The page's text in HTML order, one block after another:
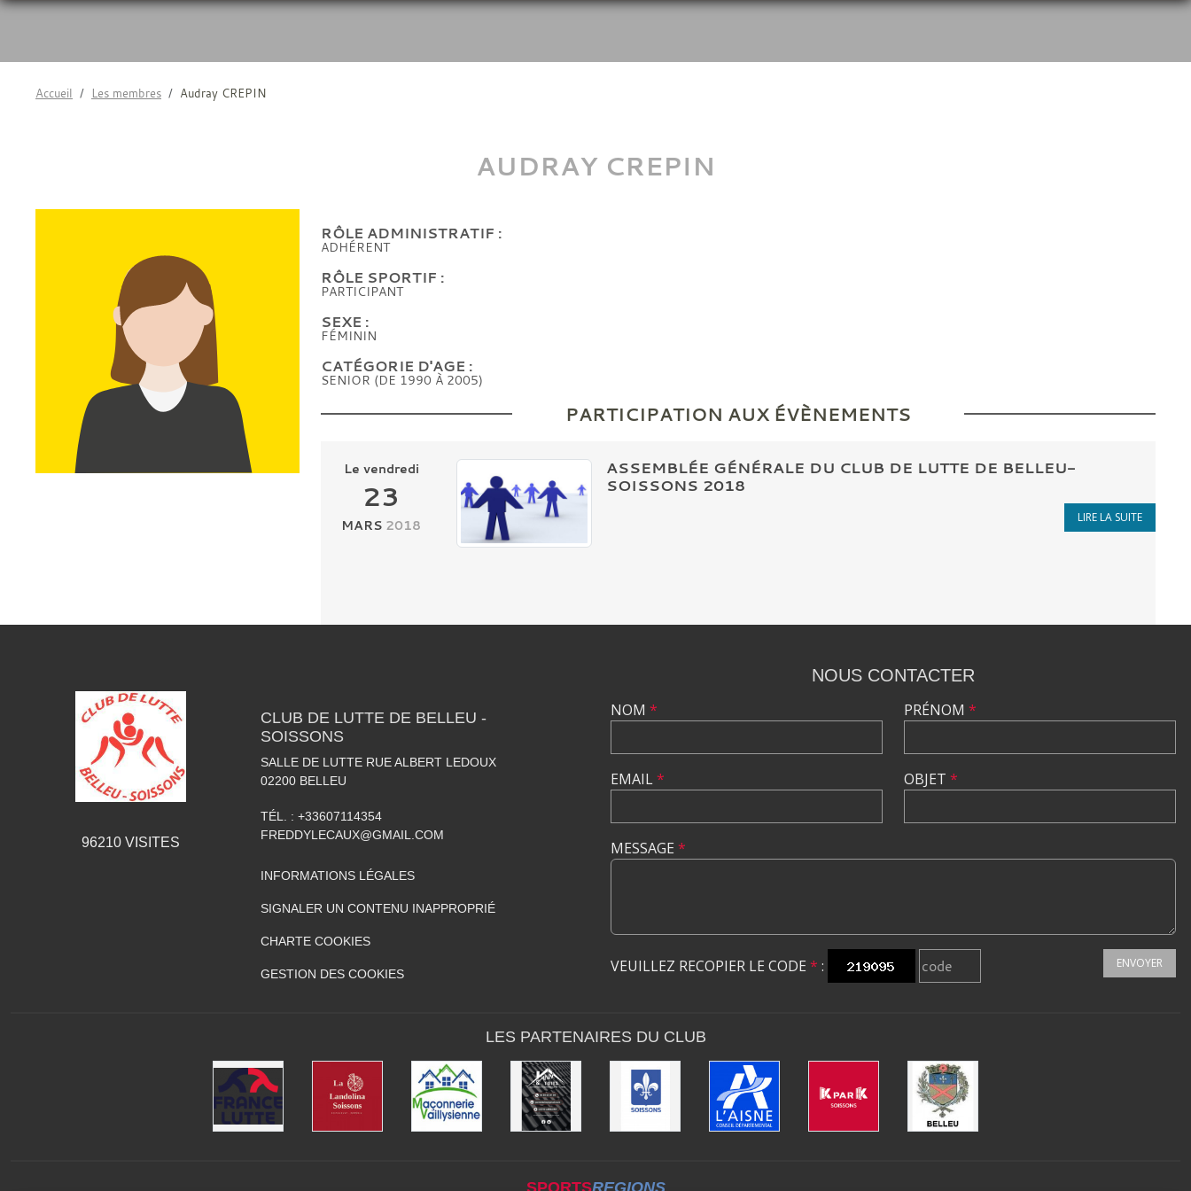
Accueil Les membres Audray CREPIN
AUDRAY CREPIN
RÔLE ADMINISTRATIF :
ADHÉRENT
RÔLE SPORTIF :
PARTICIPANT
SEXE :
FÉMININ
CATÉGORIE D'AGE :
SENIOR (DE 1990 À 2005)
PARTICIPATION AUX ÉVÈNEMENTS
Le vendredi
23
MARS 2018
ASSEMBLÉE GÉNÉRALE DU CLUB DE LUTTE DE BELLEU-
SOISSONS 2018
LIRE LA SUITE
96210VISITES
CLUB DE LUTTE DE BELLEU -
SOISSONS
SALLE DE LUTTE RUE ALBERT LEDOUX
02200 BELLEU
TÉL. : +33607114354
FREDDYLECAUX@GMAIL.COM
INFORMATIONS LÉGALES
SIGNALER UN CONTENU INAPPROPRIÉ
CHARTE COOKIES
GESTION DES COOKIES
NOUS CONTACTER
NOM *
EMAIL*
PRÉNOM *
OBJET *
MESSAGE *
VEUILLEZ RECOPIER LE CODE * : ENVOYER
LES PARTENAIRES DU CLUB
SPORTSREGIONS